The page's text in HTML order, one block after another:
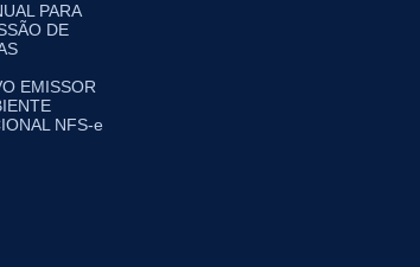
PARA
DE
EMISSOR
NFS-e